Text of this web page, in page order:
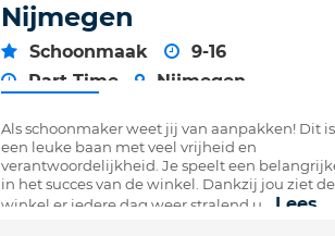
Nijmegen
Schoonmaak
9-16
Part Time
Nijmegen
Als schoonmaker weet jij van aanpakken! Dit is
een leuke baan met veel vrijheid en
verantwoordelijkheid. Je speelt een
in het succes van de winkel. Dankzij jou ziet de
winkel er iedere dag weer stralend u...
Lees